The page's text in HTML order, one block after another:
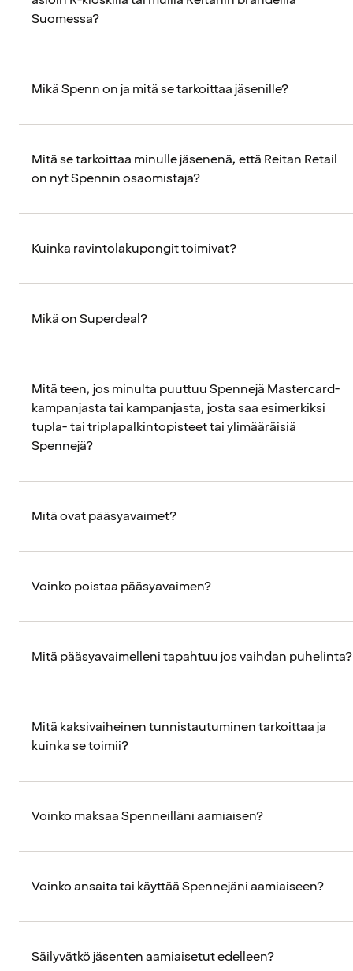
Suomessa?
Mikä Spenn on ja mitä se tarkoittaa jäsenille?
Mitä se tarkoittaa minulle jäsenenä, että Reitan Retail
on nyt Spennin osaomistaja?
Kuinka ravintolakupongit toimivat?
Mikä on Superdeal?
Mitä teen, jos minulta puuttuu Spennejä Mastercard-
kampanjasta tai kampanjasta, josta saa esimerkiksi
tupla- tai triplapalkintopisteet tai ylimääräisiä
Spennejä?
Mitä ovat pääsyavaimet?
Voinko poistaa pääsyavaimen?
Mitä pääsyavaimelleni tapahtuu jos vaihdan puhelinta?
Mitä kaksivaiheinen tunnistautuminen tarkoittaa ja
kuinka se toimii?
Voinko maksaa Spenneilläni aamiaisen?
Voinko ansaita tai käyttää Spennejäni aamiaiseen?
Säilyvätkö jäsenten aamiaisetut edelleen?